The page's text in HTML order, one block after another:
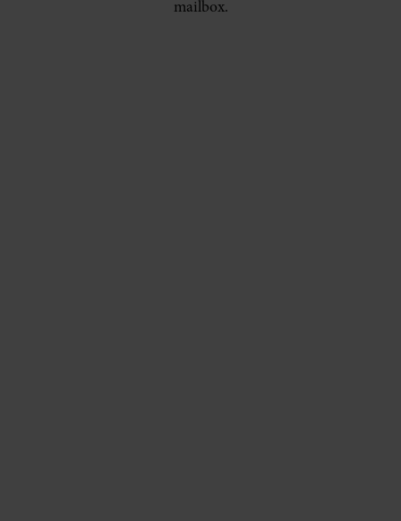
mailbox.